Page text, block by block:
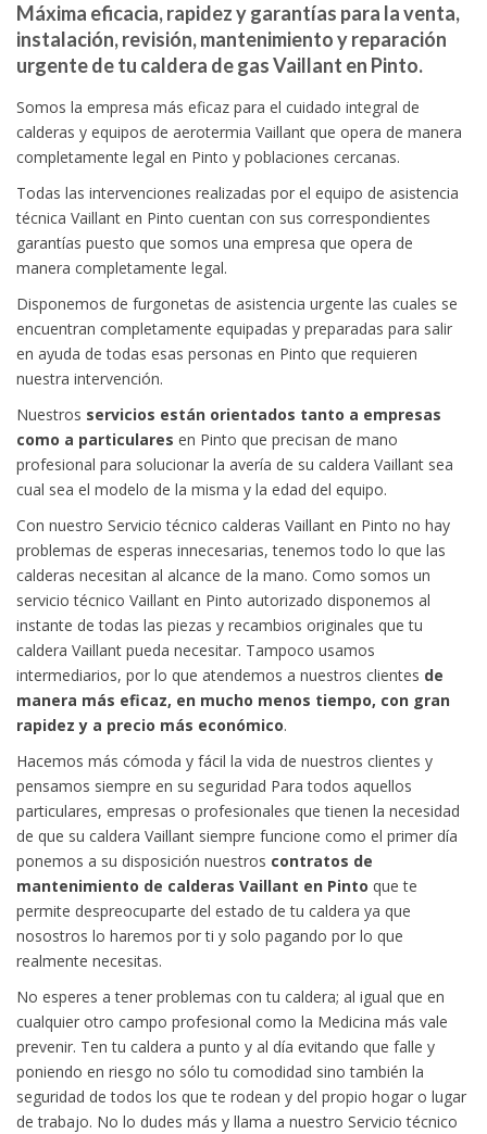
Máxima eficacia, rapidez y garantías para la venta,
instalación, revisión, mantenimiento y reparación
urgente de tu caldera de gas Vaillant en Pinto.
Somos la empresa más eficaz para el cuidado integral de
calderas y equipos de aerotermia Vaillant que opera de manera
completamente legal en Pinto y poblaciones cercanas.
Todas las intervenciones realizadas por el equipo de asistencia
técnica Vaillant en Pinto cuentan con sus correspondientes
garantías puesto que somos una empresa que opera de
manera completamente legal.
Disponemos de furgonetas de asistencia urgente las cuales se
encuentran completamente equipadas y preparadas para salir
en ayuda de todas esas personas en Pinto que requieren
nuestra intervención.
Nuestros servicios están orientados tanto a empresas
como a particulares en Pinto que precisan de mano
profesional para solucionar la avería de su caldera Vaillant sea
cual sea el modelo de la misma y la edad del equipo.
Con nuestro Servicio técnico calderas Vaillant en Pinto no hay
problemas de esperas innecesarias, tenemos todo lo que las
calderas necesitan al alcance de la mano. Como somos un
servicio técnico Vaillant en Pinto autorizado disponemos al
instante de todas las piezas y recambios originales que tu
caldera Vaillant pueda necesitar. Tampoco usamos
intermediarios, por lo que atendemos a nuestros clientes de
manera más eficaz, en mucho menos tiempo, con gran
rapidez y a precio más económico.
Hacemos más cómoda y fácil la vida de nuestros clientes y
pensamos siempre en su seguridad Para todos aquellos
particulares, empresas o profesionales que tienen la necesidad
de que su caldera Vaillant siempre funcione como el primer día
ponemos a su disposición nuestros contratos de
mantenimiento de calderas Vaillant en Pinto que te
permite despreocuparte del estado de tu caldera ya que
nosostros lo haremos por ti y solo pagando por lo que
realmente necesitas.
No esperes a tener problemas con tu caldera; al igual que en
cualquier otro campo profesional como la Medicina más vale
prevenir. Ten tu caldera a punto y al día evitando que falle y
poniendo en riesgo no sólo tu comodidad sino también la
seguridad de todos los que te rodean y del propio hogar o lugar
de trabajo. No lo dudes más y llama a nuestro Servicio técnico